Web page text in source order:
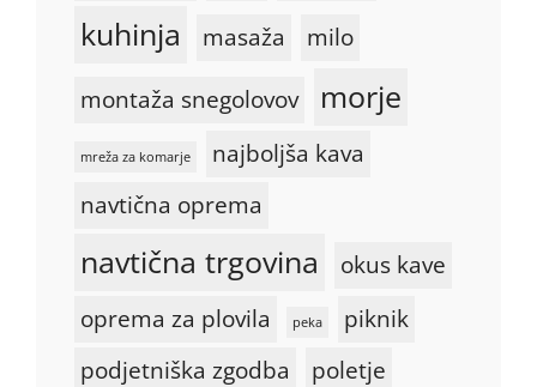
kuhinja masaža
milo
montaža snegolovov
morje
mreža za komarje
najboljša kava
navtična oprema
navtična trgovina
okus kave
oprema za plovila
peka
piknik
podjetniška zgodba
poletje